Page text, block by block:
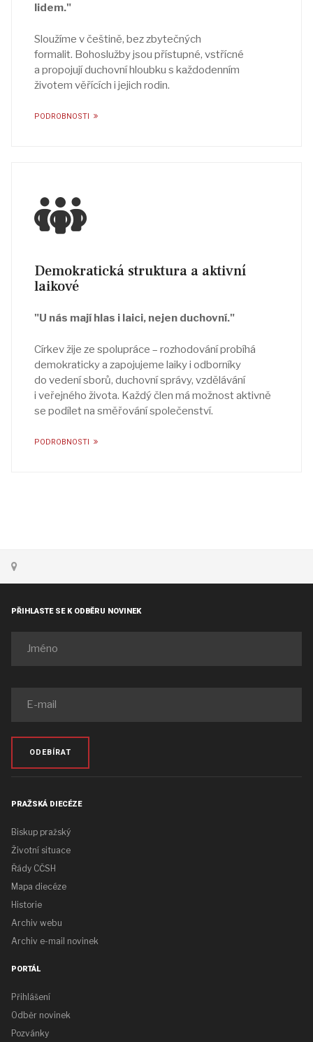
lidem."
Sloužíme v češtině, bez zbytečných
formalit. Bohoslužby jsou přístupné, vstřícné
a propojují duchovní hloubku s každodenním
životem věřících i jejich rodin.
PODROBNOSTI
Demokratická struktura a aktivní
laikové
"U nás mají hlas i laici, nejen duchovní."
Církev žije ze spolupráce – rozhodování probíhá
demokraticky a zapojujeme laiky i odborníky
do vedení sborů, duchovní správy, vzdělávání
i veřejného života. Každý člen má možnost aktivně
se podílet na směřování společenství.
PODROBNOSTI
PŘIHLASTE SE K ODBĚRU NOVINEK
ODEBÍRAT
PRAŽSKÁ DIECÉZE
Biskup pražský
Životní situace
Řády CČSH
Mapa diecéze
Historie
Archiv webu
Archiv e-mail novinek
PORTÁL
Přihlášení
Odběr novinek
Pozvánky